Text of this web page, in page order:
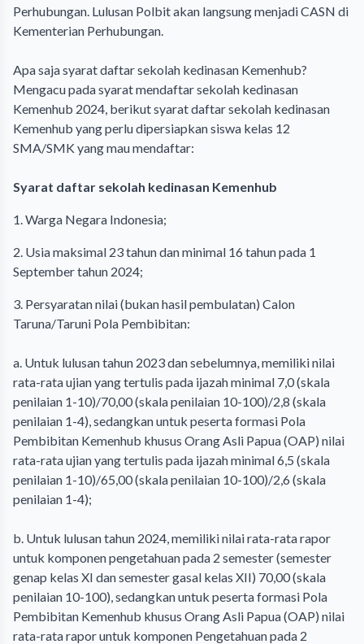
Perhubungan. Lulusan Polbit akan langsung menjadi CASN di
Kementerian Perhubungan.
Apa saja syarat daftar sekolah kedinasan Kemenhub?
Mengacu pada syarat mendaftar sekolah kedinasan
Kemenhub 2024, berikut syarat daftar sekolah kedinasan
Kemenhub yang perlu dipersiapkan siswa kelas 12
SMA/SMK yang mau mendaftar:
Syarat daftar sekolah kedinasan Kemenhub
1. Warga Negara Indonesia;
2. Usia maksimal 23 tahun dan minimal 16 tahun pada 1
September tahun 2024;
3. Persyaratan nilai (bukan hasil pembulatan) Calon
Taruna/Taruni Pola Pembibitan:
a. Untuk lulusan tahun 2023 dan sebelumnya, memiliki nilai
rata-rata ujian yang tertulis pada ijazah minimal 7,0 (skala
penilaian 1-10)/70,00 (skala penilaian 10-100)/2,8 (skala
penilaian 1-4), sedangkan untuk peserta formasi Pola
Pembibitan Kemenhub khusus Orang Asli Papua (OAP) nilai
rata-rata ujian yang tertulis pada ijazah minimal 6,5 (skala
penilaian 1-10)/65,00 (skala penilaian 10-100)/2,6 (skala
penilaian 1-4);
b. Untuk lulusan tahun 2024, memiliki nilai rata-rata rapor
untuk komponen pengetahuan pada 2 semester (semester
genap kelas XI dan semester gasal kelas XII) 70,00 (skala
penilaian 10-100), sedangkan untuk peserta formasi Pola
Pembibitan Kemenhub khusus Orang Asli Papua (OAP) nilai
rata-rata rapor untuk komponen Pengetahuan pada 2